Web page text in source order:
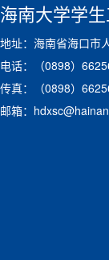
海南大学学
地址：海南省海口市
电话：（0898）
传真：（0898）
邮箱：